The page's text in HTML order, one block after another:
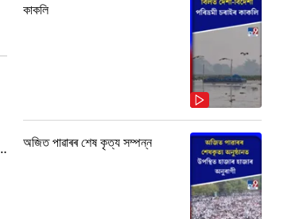
কাকলি
অজিত পাৱাৰৰ শেষ কৃত্য সম্পন্ন